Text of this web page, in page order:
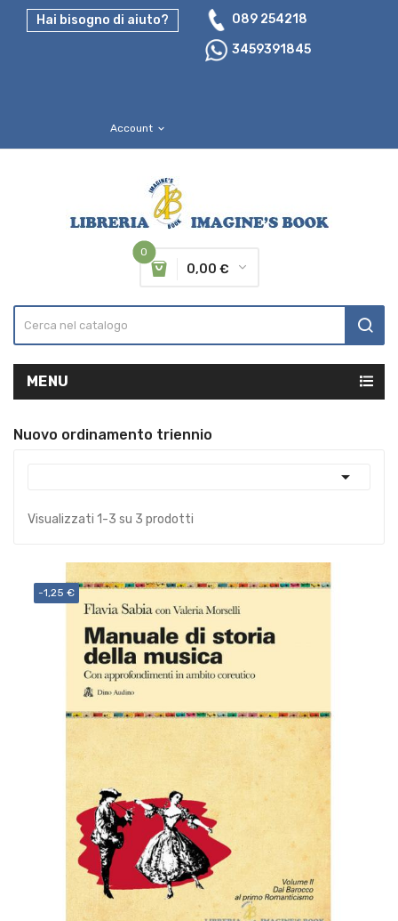
Hai bisogno di aiuto?
089 254218
3459391845
Account expand_more
0
0,00 €
MENU
Nuovo ordinamento triennio

Visualizzati 1-3 su 3 prodotti
-1,25 €